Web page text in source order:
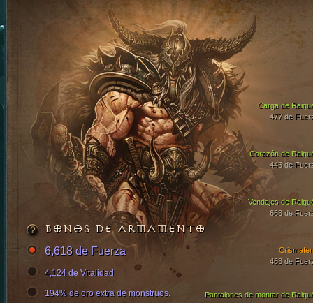
Corazón de
445 de
Vendajes de
663 de
Carga de
477 de
Pantalones de montar de
463 de
BONOS DE ARMAMENTO
6,618 de Fuerza
4,124 de Vitalidad
194% de oro extra de monstruos.